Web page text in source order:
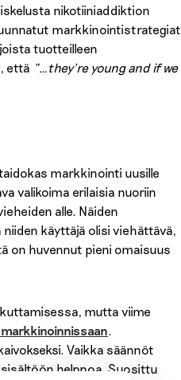
nikotiiniaddiktion
markkinointistrategiat
tuotteilleen
että ”…they’re young and if we
markkinointi uusille
valikoima erilaisia nuoriin
alle. Näiden
käyttäjä olisi viehättävä,
on huvennut pieni omaisuus
mutta viime
.
Vaikka säännöt
helppoa. Suosittu